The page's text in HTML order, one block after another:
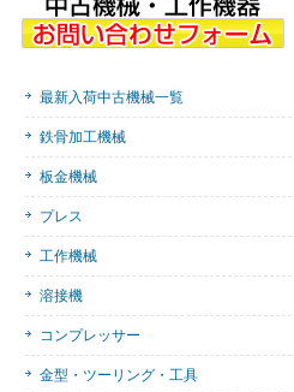
最新入荷中古機械一覧
鉄骨加工機械
板金機械
プレス
工作機械
溶接機
コンプレッサー
金型・ツーリング・工具